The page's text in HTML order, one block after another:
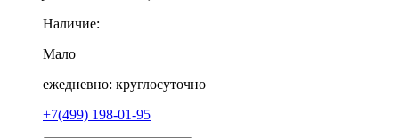
Наличие:
Мало
ежедневно: круглосуточно
+7(499) 198-01-95